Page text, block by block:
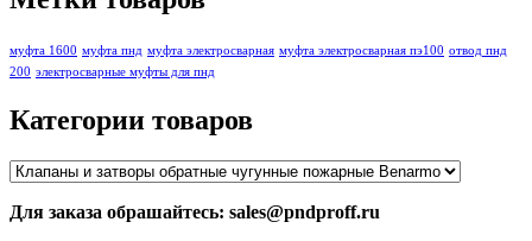
муфта 1600 муфта пнд муфта электросварная муфта электросварная пэ100 отвод пнд
200 электросварные муфты для пнд
Категории товаров
Для заказа обрашайтесь: sales@pndproff.ru